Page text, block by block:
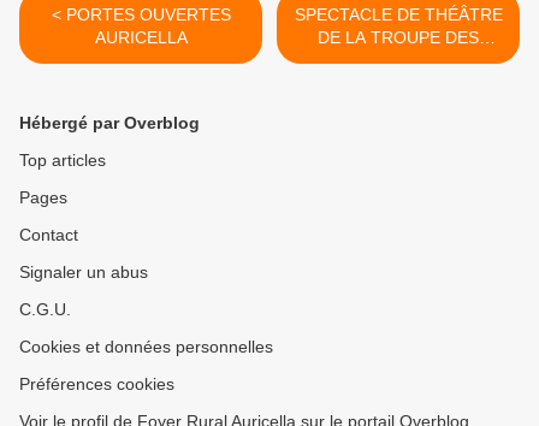
< PORTES OUVERTES
AURICELLA
SPECTACLE DE THÉÂTRE
DE LA TROUPE DES
ENFANTS >
Hébergé par Overblog
Top articles
Pages
Contact
Signaler un abus
C.G.U.
Cookies et données personnelles
Préférences cookies
Voir le profil de Foyer Rural Auricella sur le portail Overblog